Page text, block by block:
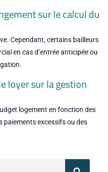
sur le calcul du
Cependant, certains bailleurs
en cas d’entrée anticipée ou
loyer sur la gestion
logement en fonction des
paiements excessifs ou des